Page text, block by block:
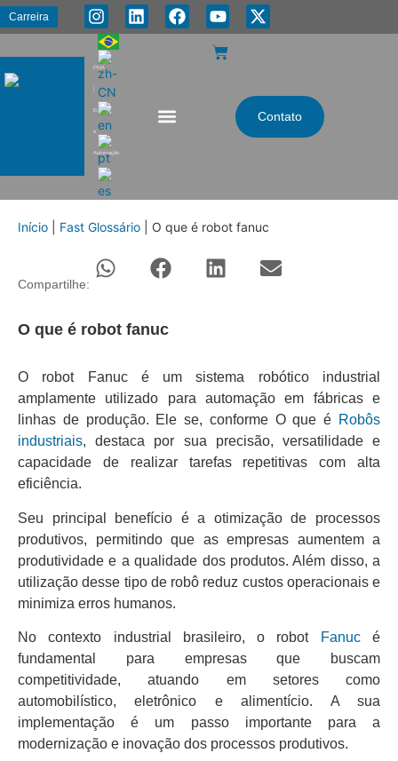
Carreira
PMA
|
Energia
e
Automação
Contato
Início Fast Glossário O que é robot fanuc
Compartilhe:
O que é robot fanuc
O robot Fanuc é um sistema robótico industrial
amplamente utilizado para automação em fábricas e
linhas de produção. Ele se, conforme O que é Robôs
industriais, destaca por sua precisão, versatilidade e
capacidade de realizar tarefas repetitivas com alta
eficiência.
Seu principal benefício é a otimização de processos
produtivos, permitindo que as empresas aumentem a
produtividade e a qualidade dos produtos. Além disso, a
utilização desse tipo de robô reduz custos operacionais e
minimiza erros humanos.
No contexto industrial brasileiro, o robot Fanucé
fundamental para empresas que buscam
competitividade, atuando em setores como
automobilístico, eletrônico e alimentício. A sua
implementação é um passo importante para a
modernização e inovação dos processos produtivos.